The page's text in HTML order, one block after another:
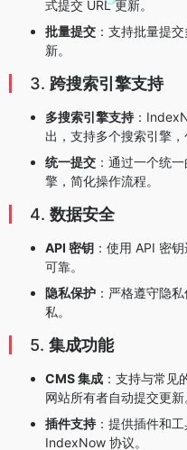
式提交 URL 更新。
批量提交 ：支持批量提
新。
3. 跨搜索引擎支持
多搜索引擎支持 ：
出，支持多个搜索引擎
统一提交 ：通过一个统
擎，简化操作流程。
4. 数据安全
API 密钥 ：使用 API 密
可靠。
隐私保护 ：严格遵守隐
私。
5. 集成功能
CMS 集成 ：支持与常见
网站所有者自动提交更新
插件支持 ：提供插件和
IndexNow 协议。